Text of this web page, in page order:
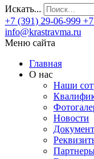
Искать...
+7 (391) 29-06-999
info@krastravma.ru
Меню сайта
Главная
О нас
Наши
Новости